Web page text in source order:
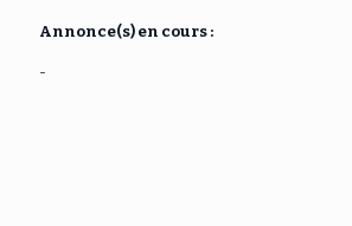
Annonce(s) en cours :
-